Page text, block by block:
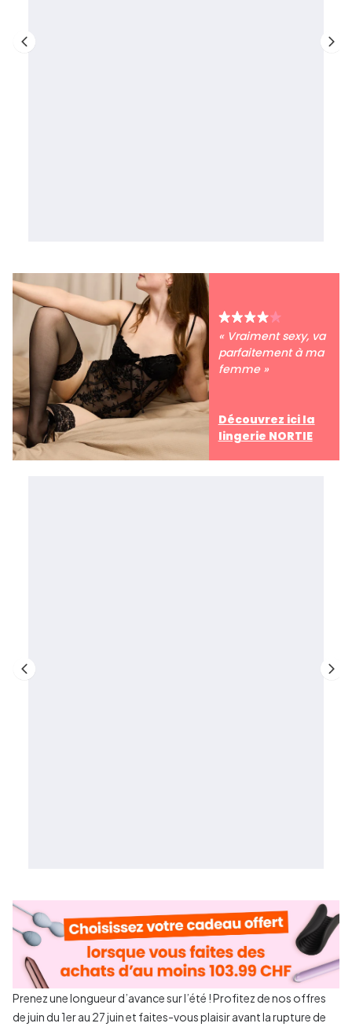
« Vraiment sexy, va
parfaitement à ma
femme »
Découvrez ici la
lingerie NORTIE
Prenez une longueur d’avance sur l’été ! Profitez de nos offres
de juin du 1er au 27 juin et faites-vous plaisir avant la rupture de